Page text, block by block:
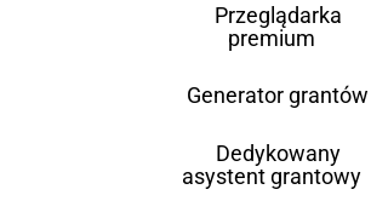
Przeglądarka
premium
Generator grantów
Dedykowany
asystent grantowy